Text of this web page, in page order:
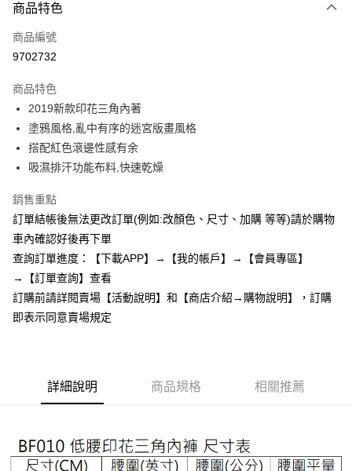
信用卡一次付款
信用卡分期付款
合作金庫商業銀行
華南商業銀行
上海商業儲蓄銀行
台北富邦商業銀行
國泰世華商業銀行
臺灣中小企業銀行
聯邦商業銀行
元大商業銀行
永豐商業銀行
台新國際商業銀行
台灣樂天信用卡公司
6 期 0 利率 每期
華南商業銀行
彰化商業銀行
上海商業儲蓄銀行
國泰世華商業銀行
匯豐（台灣）商業銀行
聯邦商業銀行
遠東國際商業銀行
元大商業銀行
玉山商業銀行
星展（台灣）商業銀行
台灣樂天信用卡公司
12 期 0 利率 每期 NT$19
合作金庫商業銀行
上海商業儲蓄銀行
國泰世華商業銀行
臺灣中小企業銀行
匯豐（台灣）商業銀行
華泰商業銀行
聯邦商業銀行
元大商業銀行
永豐商業銀行
玉山商業銀行
台新國際商業銀行
中國信託商業銀行
24 期 0 利率 每期 NT$9
合作金庫商業銀行
上海商業儲蓄銀行
兆豐國際商業銀行
臺灣中小企業銀行
台中商業銀行
華泰商業銀行
遠東國際商業銀行
元大商業銀行
永豐商業銀行
星展（台灣）商業銀行
台新國際商業銀行
中國信託商業銀行
超商取貨付款
LINE Pay
Apple Pay
街口支付
悠遊付
AFTEE先享後付
便利好安心！
１．簡單：不需註冊會員、不需綁卡、不需儲值。
【「AFTEE先享後付」結帳流程】
１．於結帳方式選擇「AFTEE先享後付」後，將跳轉至「AFTEE先享後付」
運送方式
每筆NT$65，滿NT$1,000(含以上)免運費
商品特色
商品編號
9702732
商品特色
2019新款印花三角內著
塗鴉風格,亂中有序的迷宮版畫風格
搭配紅色滾邊性感有余
吸濕排汗功能布料,快速乾燥
銷售重點
訂單結帳後無法更改訂單(例如:改顏色、尺寸、加購 等等)請於購物
車內確認好後再下單
查詢訂單進度：【下載APP】→【我的帳戶】→【會員專區】
→【訂單查詢】查看
訂購前請詳閱賣場【活動說明】和【商店介紹→購物說明】，訂購
即表示同意賣場規定
詳細說明 商品規格 相關推薦